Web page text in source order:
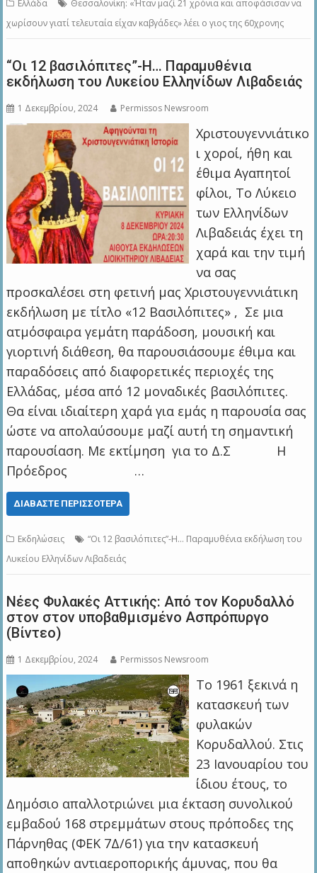
Ελλάδα
Θεσσαλονίκη: «Ήταν μαζί 21 χρόνια και αποφάσισαν να
χωρίσουν γιατί τελευταία είχαν καβγάδες» λέει ο γιος της 60χρονης
“Οι 12 βασιλόπιτες”-Η… Παραμυθένια
εκδήλωση του Λυκείου Ελληνίδων Λιβαδειάς
1 Δεκεμβρίου, 2024 Permissos Newsroom
Χριστουγεννιάτικο
ι χοροί, ήθη και
έθιμα Αγαπητοί
φίλοι, Το Λύκειο
των Ελληνίδων
Λιβαδειάς έχει τη
χαρά και την τιμή
να σας
προσκαλέσει στη φετινή μας Χριστουγεννιάτικη
εκδήλωση με τίτλο «12 Βασιλόπιτες» , Σε μια
ατμόσφαιρα γεμάτη παράδοση, μουσική και
γιορτινή διάθεση, θα παρουσιάσουμε έθιμα και
παραδόσεις από διαφορετικές περιοχές της
Ελλάδας, μέσα από 12 μοναδικές βασιλόπιτες.
Θα είναι ιδιαίτερη χαρά για εμάς η παρουσία σας
ώστε να απολαύσουμε μαζί αυτή τη σημαντική
παρουσίαση. Με εκτίμηση για το Δ.Σ Η
Πρόεδρος …
ΔΙΑΒΆΣΤΕ ΠΕΡΙΣΣΌΤΕΡΑ
Εκδηλώσεις
“Οι 12 βασιλόπιτες”-Η… Παραμυθένια εκδήλωση του
Λυκείου Ελληνίδων Λιβαδειάς
Νέες Φυλακές Αττικής: Από τον Κορυδαλλό
στον στον υποβαθμισμένο Ασπρόπυργο
(Βίντεο)
1 Δεκεμβρίου, 2024 Permissos Newsroom
Το 1961 ξεκινά η
κατασκευή των
φυλακών
Κορυδαλλού. Στις
23 Ιανουαρίου του
ίδιου έτους, το
Δημόσιο απαλλοτριώνει μια έκταση συνολικού
εμβαδού 168 στρεμμάτων στους πρόποδες της
Πάρνηθας (ΦΕΚ 7Δ/61) για την κατασκευή
αποθηκών αντιαεροπορικής άμυνας, που θα